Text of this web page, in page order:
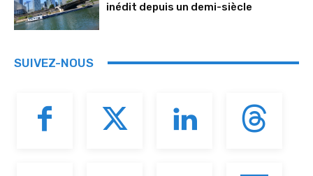
inédit depuis un demi-siècle
SUIVEZ-NOUS